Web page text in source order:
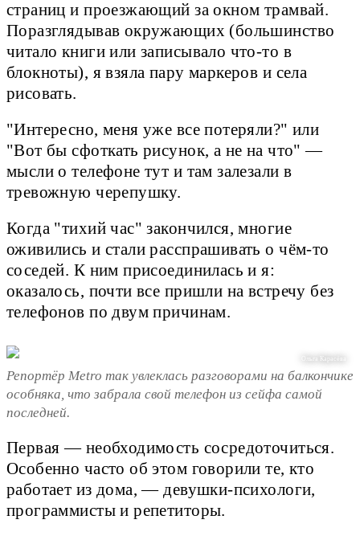
страниц и проезжающий за окном трамвай.
Поразглядывав окружающих (большинство
читало книги или записывало что-то в
блокноты), я взяла пару маркеров и села
рисовать.
"Интересно, меня уже все потеряли?" или
"Вот бы сфоткать рисунок, а не на что" —
мысли о телефоне тут и там залезали в
тревожную черепушку.
Когда "тихий час" закончился, многие
оживились и стали расспрашивать о чём-то
соседей. К ним присоединилась и я:
оказалось, почти все пришли на встречу без
телефонов по двум причинам.
Ольга Карасёва
Репортёр Metro так увлеклась разговорами на балкончике
особняка, что забрала свой телефон из сейфа самой
последней.
Первая — необходимость сосредоточиться.
Особенно часто об этом говорили те, кто
работает из дома, — девушки-психологи,
программисты и репетиторы.